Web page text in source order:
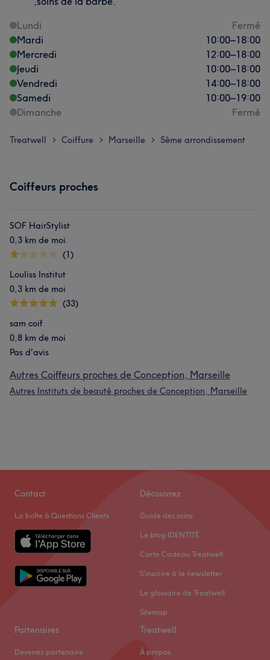
Lundi
Fermé
Mardi
10:00–18:00
Mercredi
12:00–18:00
Jeudi
10:00–18:00
Vendredi
14:00–18:00
Samedi
10:00–19:00
Dimanche
Fermé
Treatwell > Coiffure > Marseille > 5ème arrondissement
Coiffeurs proches
SOF HairStylist
0,3 km de moi
(1)
Louliss Institut
0,3 km de moi
(33)
sam coif
0,8 km de moi
Pas d'avis
Autres Coiffeurs proches de Conception, Marseille
Autres Instituts de beauté proches de Conception, Marseille
Contact
La boîte à Questions Clients
Découvrez
Guide des soins
Le blog IDENTITÉ
Carte Cadeau Treatwell
S'inscrire à la newsletter
Le glossaire de Treatwell
Sitemap
Partenaires
Devenez partenaire
Treatwell
À propos